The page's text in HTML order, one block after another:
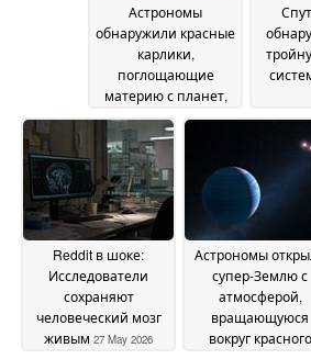
Астрономы
обнаружили красные
карлики,
поглощающие
материю с планет,
похожих на Землю30
May 2026
Reddit в шоке:
Исследователи
сохраняют
человеческий мозг
живым 27 May 2026
Астрономы
супер-Землю с
атмосферой,
вращающуюся
вокруг красного